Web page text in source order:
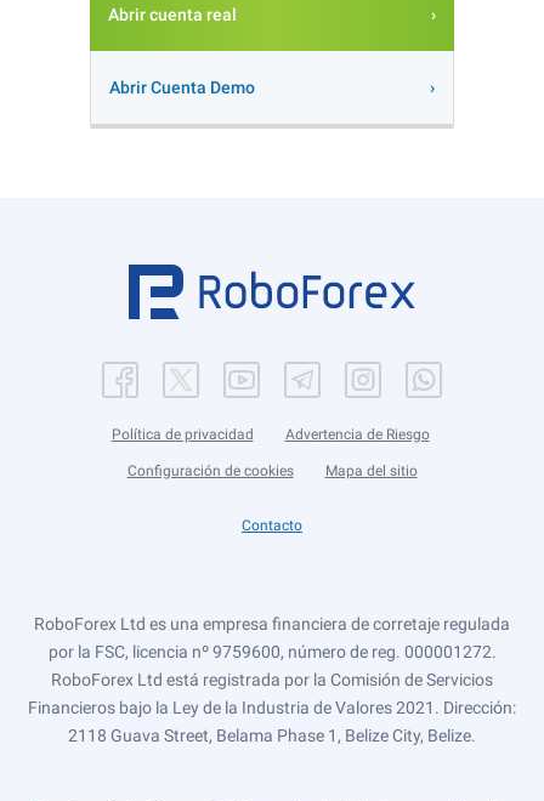
Abrir cuenta real
Abrir Cuenta Demo
Política de privacidad Advertencia de Riesgo
Configuración de cookies Mapa del sitio
Contacto
RoboForex Ltd es una empresa financiera de corretaje regulada
por la FSC, licencia nº 9759600, número de reg. 000001272.
RoboForex Ltd está registrada por la Comisión de Servicios
Financieros bajo la Ley de la Industria de Valores 2021. Dirección:
2118 Guava Street, Belama Phase 1, Belize City, Belize.